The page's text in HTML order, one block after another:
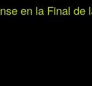
en la Final de